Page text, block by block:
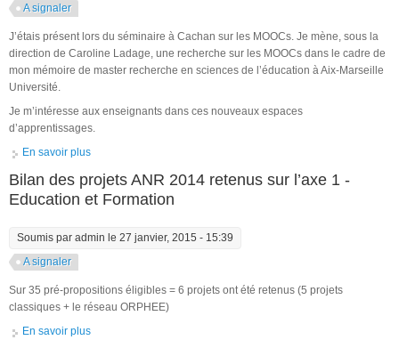
A signaler
J’étais présent lors du séminaire à Cachan sur les MOOCs. Je mène, sous la
direction de Caroline Ladage, une recherche sur les MOOCs dans le cadre de
mon mémoire de master recherche en sciences de l’éducation à Aix-Marseille
Université.
Je m’intéresse aux enseignants dans ces nouveaux espaces
d’apprentissages.
En savoir plus
Bilan des projets ANR 2014 retenus sur l’axe 1 -
Education et Formation
Soumis par admin le 27 janvier, 2015 - 15:39
A signaler
Sur 35 pré-propositions éligibles = 6 projets ont été retenus (5 projets
classiques + le réseau ORPHEE)
En savoir plus